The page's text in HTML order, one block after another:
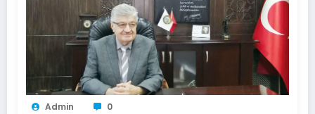
Admin 0